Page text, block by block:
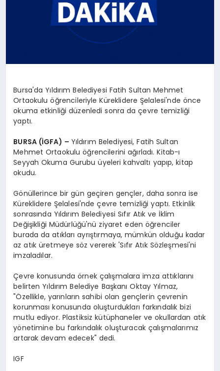
Bursa'da Yıldırım Belediyesi Fatih Sultan Mehmet
Ortaokulu öğrencileriyle Küreklidere Şelalesi'nde önce
okuma etkinliği düzenledi sonra da çevre temizliği
yaptı.
BURSA (İGFA) – Yıldırım Belediyesi, Fatih Sultan
Mehmet Ortaokulu öğrencilerini ağırladı. Kitab-ı
Seyyah Okuma Gurubu üyeleri kahvaltı yapıp, kitap
okudu.
Gönüllerince bir gün geçiren gençler, daha sonra ise
Küreklidere Şelalesi'nde çevre temizliği yaptı. Etkinlik
sonrasında Yıldırım Belediyesi Sıfır Atık ve İklim
Değişikliği Müdürlüğü'nü ziyaret eden öğrenciler
burada da atıkları ayrıştırmaya, mümkün olduğu kadar
az atık üretmeye söz vererek 'Sıfır Atık Sözleşmesi'ni
imzaladılar.
Çevre konusunda örnek çalışmalara imza attıklarını
belirten Yıldırım Belediye Başkanı Oktay Yılmaz,
"Özellikle, yarınların sahibi olan gençlerin çevrenin
korunması konusunda oluşturdukları farkındalık bizi
mutlu ediyor. Plastiksiz kütüphaneler ve okullardan atık
yönetimine bu farkındalık oluşturacak çalışmalarımız
artarak devam edecek" dedi.
IGF